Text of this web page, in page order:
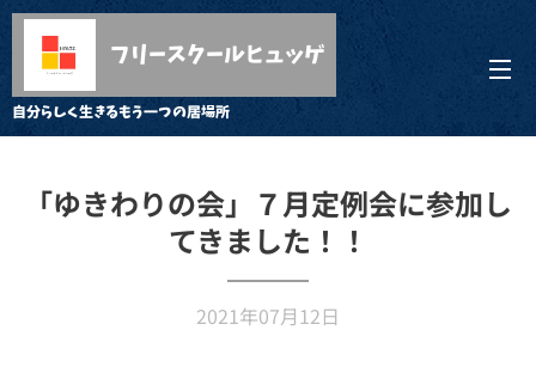
フリースクールヒュッゲ
自分らしく生きるもう一つの居場所
「ゆきわりの会」７月定例会に参加し
てきました！！
2021年07月12日